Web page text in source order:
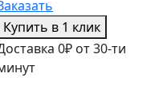
Купить в 1 клик
0₽ от 30-ти